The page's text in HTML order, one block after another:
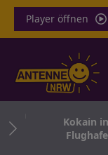
Player öffnen
Kokain